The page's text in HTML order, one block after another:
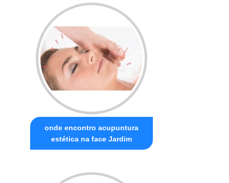
onde encontro acupuntura
estética na face Jardim